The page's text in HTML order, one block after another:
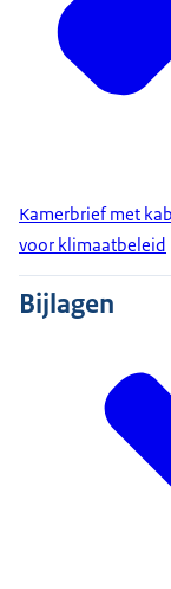
Kamerbrief met
voor klimaatbeleid
Bijlagen